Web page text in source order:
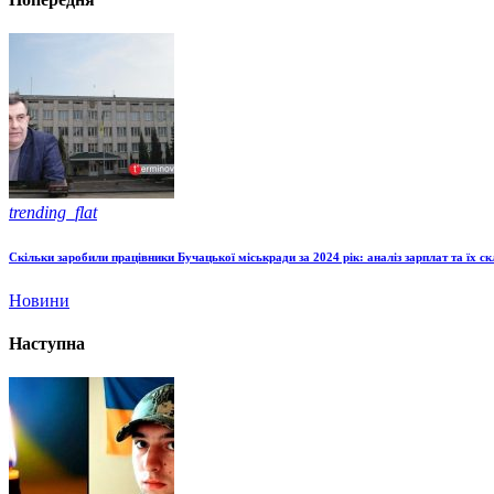
trending_flat
Скільки заробили працівники Бучацької міськради за 2024 рік: аналіз зарплат та їх
Новини
Наступна